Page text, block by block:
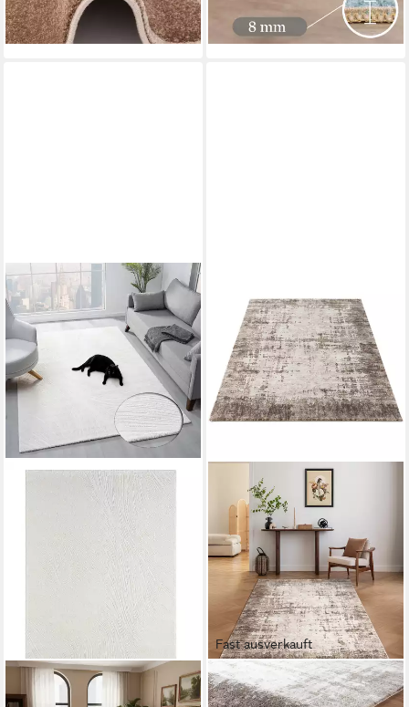
lieferbar - in 3-4 Werktagen bei dir
+1
VIMODA
Teppich Boho Design Unifarbe
Fast ausverkauft
CARPETILLA
Designteppich Designer